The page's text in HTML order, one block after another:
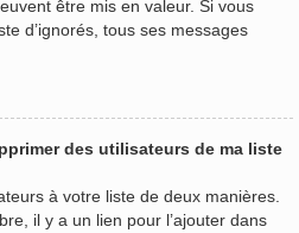
être mis en valeur. Si vous
d’ignorés, tous ses messages
des utilisateurs de ma liste
à votre liste de deux manières.
il y a un lien pour l’ajouter dans